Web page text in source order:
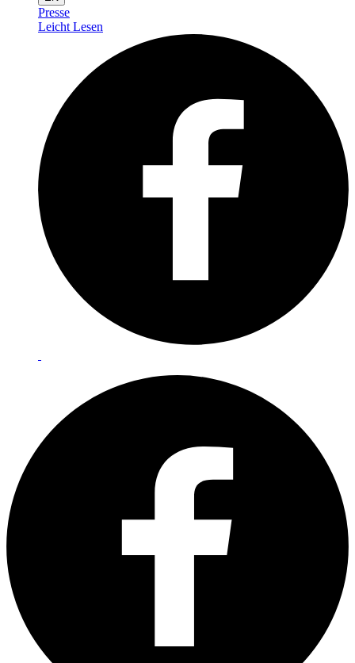
Presse
Leicht Lesen